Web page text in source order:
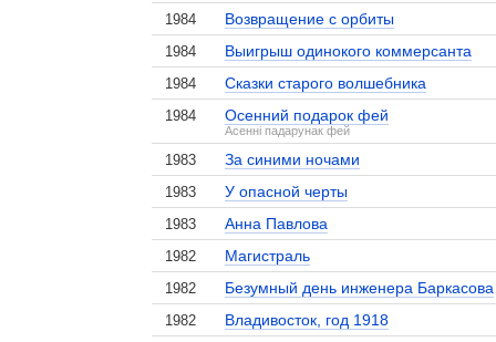
1984 Возвращение с орбиты
1984 Выигрыш одинокого коммерсанта
1984 Сказки старого волшебника
1984 Осенний подарок фей
Асенні падарунак фей
1983 За синими ночами
1983 У опасной черты
1983 Анна Павлова
1982 Магистраль
1982 Безумный день инженера Баркасова
1982 Владивосток, год 1918